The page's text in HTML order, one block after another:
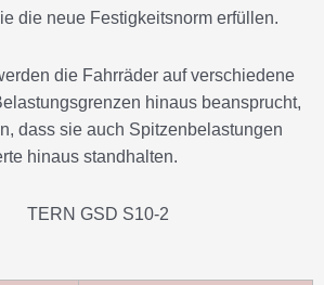
die neue Festigkeitsnorm erfüllen.
die Fahrräder auf verschiedene
hinaus beansprucht,
dass sie auch Spitzenbelastungen
hinaus standhalten.